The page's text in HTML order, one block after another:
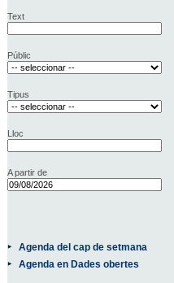
Text
Públic
Tipus
Lloc
A partir de
Agenda del cap de setmana
Agenda en Dades obertes